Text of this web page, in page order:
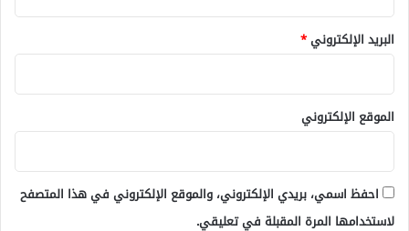
البريد الإلكتروني*
الموقع الإلكتروني
احفظ اسمي، بريدي الإلكتروني، والموقع الإلكتروني في هذا المتصفح
لاستخدامها المرة المقبلة في تعليقي.